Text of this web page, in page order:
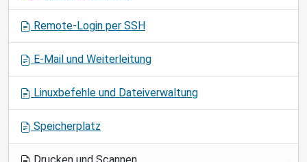
o
Remote-Login per SSH
E-Mail und Weiterleitung
Linuxbefehle und Dateiverwaltung
Speicherplatz